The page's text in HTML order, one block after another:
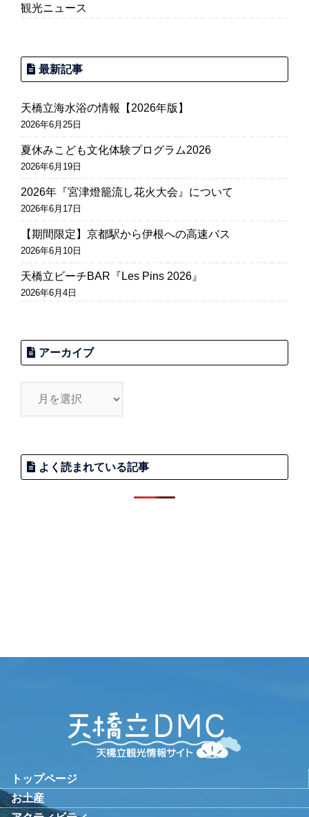
観光ニュース
最新記事
天橋立海水浴の情報【2026年版】
2026年6月25日
夏休みこども文化体験プログラム2026
2026年6月19日
2026年『宮津燈籠流し花火大会』について
2026年6月17日
【期間限定】京都駅から伊根への高速バス
2026年6月10日
天橋立ビーチBAR『Les Pins 2026』
2026年6月4日
アーカイブ
よく読まれている記事
トップページ
お土産